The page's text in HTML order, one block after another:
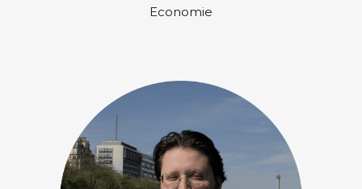
Economie